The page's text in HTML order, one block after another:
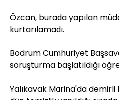
Özcan, burada yapılan
kurtarılamadı.
Bodrum Cumhuriyet
soruşturma başlatıldığı
Yalıkavak Marina'da